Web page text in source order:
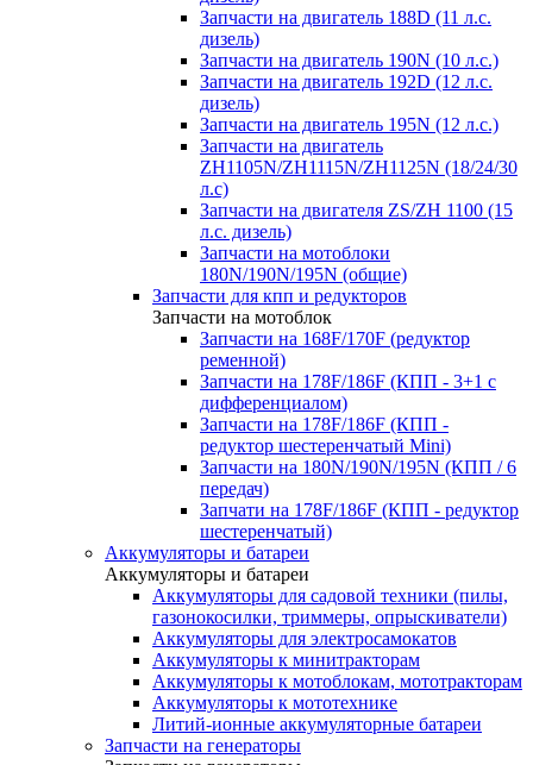
Запчасти на двигатель 188D (11 л.с.
дизель)
Запчасти на двигатель 190N (10 л.с.)
Запчасти на двигатель 192D (12 л.с.
дизель)
Запчасти на двигатель 195N (12 л.с.)
Запчасти на двигатель
ZH1105N/ZH1115N/ZH1125N (18/24/30
л.с)
Запчасти на двигателя ZS/ZH 1100 (15
л.с. дизель)
Запчасти на мотоблоки
180N/190N/195N (общие)
Запчасти для кпп и редукторов
Запчасти на мотоблок
Запчасти на 168F/170F (редуктор
ременной)
Запчасти на 178F/186F (КПП - 3+1 с
дифференциалом)
Запчасти на 178F/186F (КПП -
редуктор шестеренчатый Mini)
Запчасти на 180N/190N/195N (КПП / 6
передач)
Запчати на 178F/186F (КПП - редуктор
шестеренчатый)
Аккумуляторы и батареи
Аккумуляторы и батареи
Аккумуляторы для садовой техники (пилы,
газонокосилки, триммеры, опрыскиватели)
Аккумуляторы для электросамокатов
Аккумуляторы к минитракторам
Аккумуляторы к мотоблокам, мототракторам
Аккумуляторы к мототехнике
Литий-ионные аккумуляторные батареи
Запчасти на генераторы